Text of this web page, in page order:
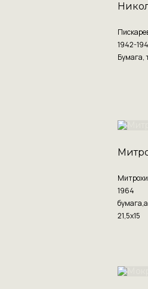
1942-
Бумага,
1964
21,5х15